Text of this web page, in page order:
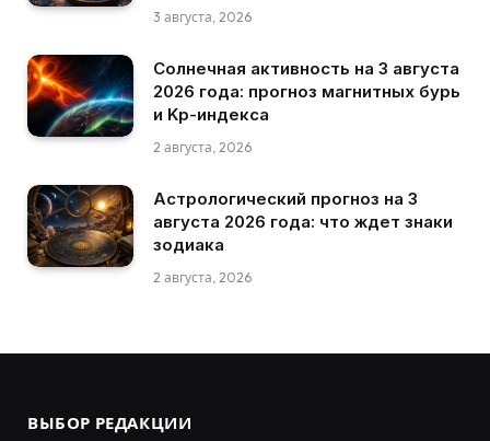
3 августа, 2026
Солнечная активность на 3 августа
2026 года: прогноз магнитных бурь
и Kp-индекса
2 августа, 2026
Астрологический прогноз на 3
августа 2026 года: что ждет знаки
зодиака
2 августа, 2026
ВЫБОР РЕДАКЦИИ